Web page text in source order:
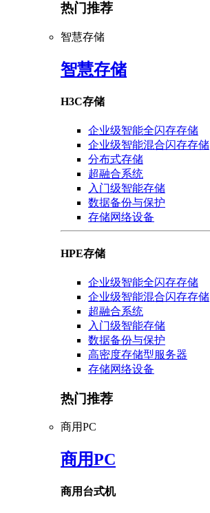
热门推荐
智慧存储
智慧存储
H3C存储
企业级智能全闪存存储
企业级智能混合闪存存储
分布式存储
超融合系统
入门级智能存储
数据备份与保护
存储网络设备
HPE存储
企业级智能全闪存存储
企业级智能混合闪存存储
超融合系统
入门级智能存储
数据备份与保护
高密度存储型服务器
存储网络设备
热门推荐
商用PC
商用PC
商用台式机